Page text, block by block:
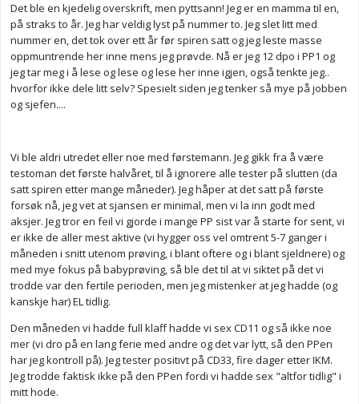
Det ble en kjedelig overskrift, men pyttsann! Jeg er en mamma til en,
på straks to år. Jeg har veldig lyst på nummer to. Jeg slet litt med
nummer en, det tok over ett år før spiren satt og jeg leste masse
oppmuntrende her inne mens jeg prøvde. Nå er jeg 12 dpo i PP1 og
jeg tar meg i å lese og lese og lese her inne igjen, også tenkte jeg..
hvorfor ikke dele litt selv? Spesielt siden jeg tenker så mye på jobben
og sjefen....
Vi ble aldri utredet eller noe med førstemann. Jeg gikk fra å være
testoman det første halvåret, til å ignorere alle tester på slutten (da
satt spiren etter mange måneder). Jeg håper at det satt på første
forsøk nå, jeg vet at sjansen er minimal, men vi la inn godt med
aksjer. Jeg tror en feil vi gjorde i mange PP sist var å starte for sent, vi
er ikke de aller mest aktive (vi hygger oss vel omtrent 5-7 ganger i
måneden i snitt utenom prøving, i blant oftere og i blant sjeldnere) og
med mye fokus på babyprøving, så ble det til at vi siktet på det vi
trodde var den fertile perioden, men jeg mistenker at jeg hadde (og
kanskje har) EL tidlig.
Den måneden vi hadde full klaff hadde vi sex CD11 og så ikke noe
mer (vi dro på en lang ferie med andre og det var lytt, så den PPen
har jeg kontroll på). Jeg tester positivt på CD33, fire dager etter IKM.
Jeg trodde faktisk ikke på den PPen fordi vi hadde sex "altfor tidlig" i
mitt hode.